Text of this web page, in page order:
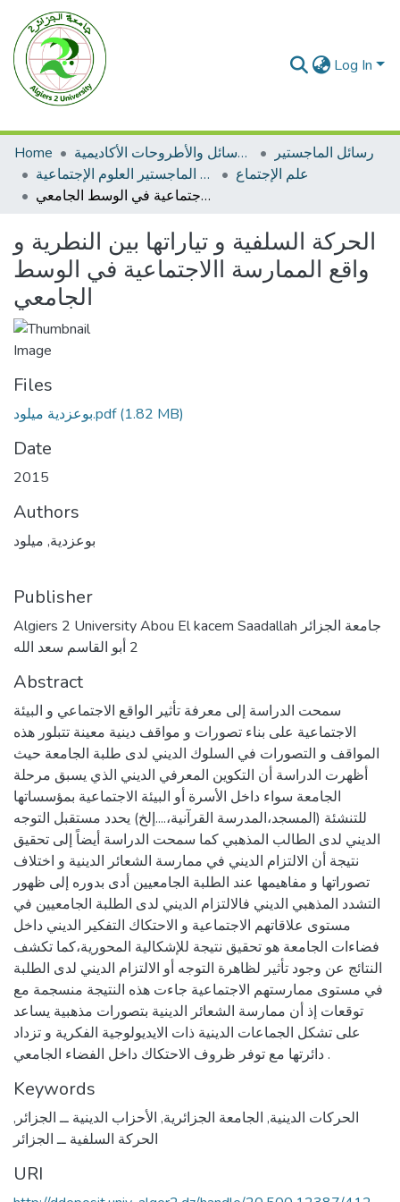
Log In
Home الرسائل والأطروحات الأكاديمية
رسائل الماجستير
رسائل الماجستير العلوم الإجتماعية
علم الإجتماع
الحركة السلفية و تياراتها بين النطرية و واقع الممارسة االاجتماعية في الوسط الجامعي
الحركة السلفية و تياراتها بين النطرية و
واقع الممارسة االاجتماعية في الوسط
الجامعي
Files
بوعزدية ميلود.pdf(1.82 MB)
Date
2015
Authors
بوعزدية, ميلود
Publisher
Algiers 2 University Abou El kacem Saadallah جامعة الجزائر
2 أبو القاسم سعد الله
Abstract
سمحت الدراسة إلى معرفة تأثير الواقع الاجتماعي و البيئة
الاجتماعية على بناء تصورات و مواقف دينية معينة تتبلور هذه
المواقف و التصورات في السلوك الديني لدى طلبة الجامعة حيث
أظهرت الدراسة أن التكوين المعرفي الديني الذي يسبق مرحلة
الجامعة سواء داخل الأسرة أو البيئة الاجتماعية بمؤسساتها
للتنشئة (المسجد،المدرسة القرآنية،....إلخ) يحدد مستقبل التوجه
الديني لدى الطالب المذهبي كما سمحت الدراسة أيضاً إلى تحقيق
نتيجة أن الالتزام الديني في ممارسة الشعائر الدينية و اختلاف
تصوراتها و مفاهيمها عند الطلبة الجامعيين أدى بدوره إلى ظهور
التشدد المذهبي الديني فالالتزام الديني لدى الطلبة الجامعيين في
مستوى علاقاتهم الاجتماعية و الاحتكاك التفكير الديني داخل
فضاءات الجامعة هو تحقيق نتيجة للإشكالية المحورية،كما تكشف
النتائج عن وجود تأثير لظاهرة التوجه أو الالتزام الديني لدى الطلبة
في مستوى ممارستهم الاجتماعية جاءت هذه النتيجة منسجمة مع
توقعات إذ أن ممارسة الشعائر الدينية بتصورات مذهبية يساعد
على تشكل الجماعات الدينية ذات الايديولوجية الفكرية و تزداد
دائرتها مع توفر ظروف الاحتكاك داخل الفضاء الجامعي .
Keywords
الحركات الدينية, الجامعة الجزائرية, الأحزاب الدينية ــ الجزائر ,
الحركة السلفية ــ الجزائر
URI